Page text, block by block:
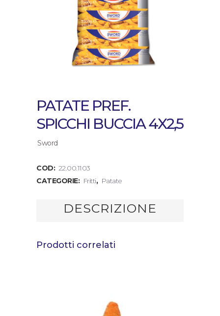
PATATE PREF.
SPICCHI BUCCIA 4X2,5
Sword
COD: 22.00.1103
CATEGORIE: Fritti, Patate
DESCRIZIONE
Prodotti correlati